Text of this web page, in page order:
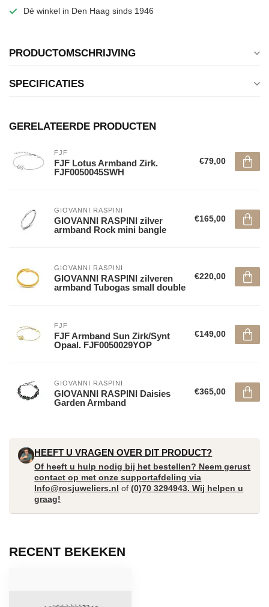
Dé winkel in Den Haag sinds 1946
PRODUCTOMSCHRIJVING
SPECIFICATIES
GERELATEERDE PRODUCTEN
FJF
FJF Lotus Armband Zirk.
FJF0050045SWH
€79,00
GIOVANNI RASPINI
GIOVANNI RASPINI zilver
armband Rock mini bangle
€165,00
GIOVANNI RASPINI
GIOVANNI RASPINI zilveren
armband Tubogas small double
€220,00
FJF
FJF Armband Sun Zirk/Synt
Opaal. FJF0050029YOP
€149,00
GIOVANNI RASPINI
GIOVANNI RASPINI Daisies
Garden Armband
€365,00
HEEFT U VRAGEN OVER DIT PRODUCT?
Of heeft u hulp nodig bij het bestellen? Neem gerust
contact op met onze supportafdeling via
Info@rosjuweliers.nl of(0)70 3294943. Wij helpen u
graag!
RECENT BEKEKEN